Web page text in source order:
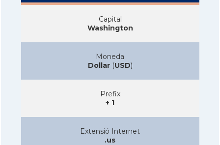
Capital
Washington
Moneda
Dollar(USD)
Prefix
+ 1
Extensió Internet
.us